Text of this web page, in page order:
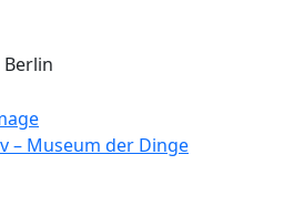
Berlin
– Museum der Dinge